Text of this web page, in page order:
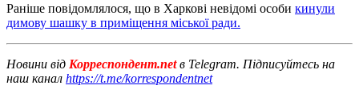
Раніше повідомлялося, що в Харкові невідомі особи кинули
димову шашку в приміщення міської ради.
Новини від Корреспондент.netв Telegram. Підписуйтесь на
наш канал https://t.me/korrespondentnet